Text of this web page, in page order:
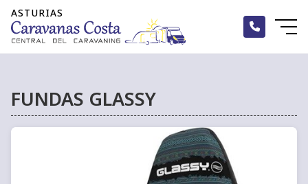
FUNDAS GLASSY